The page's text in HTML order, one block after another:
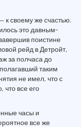
к своему же счастью.
это давным-
поистине
рейд в Детройт,
за полчаса до
таким
не имел, что с
что все его
часы и
все же